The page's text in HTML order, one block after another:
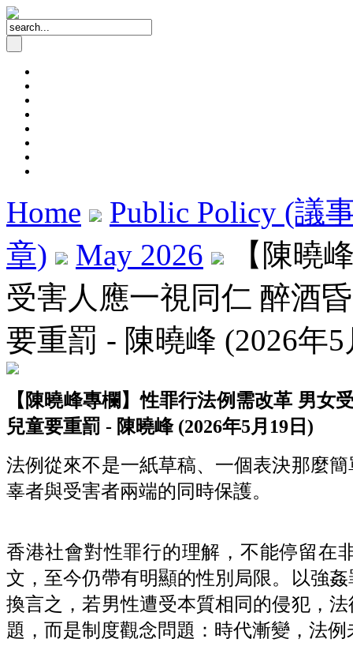
Home
Public Policy (議
章)
May 2026
【陳曉
受害人應一視同仁 醉酒
要重罰 - 陳曉峰 (2026年5
【陳曉峰專欄】性罪行法例需改革 男女
兒童要重罰 - 陳曉峰 (2026年5月19 日)
法例從來不是一紙草稿、一個表決那麼
辜者與受害者兩端的同時保護。
香港社會對性罪行的理解，不能停留在
文，至今仍帶有明顯的性別局限。以強
換言之，若男性遭受本質相同的侵犯，
題，而是制度觀念問題：時代漸變，法例